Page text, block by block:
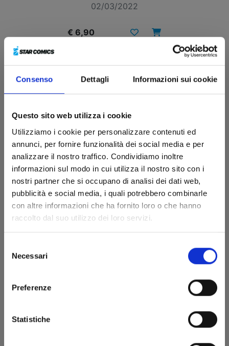
Consenso Dettagli Informazioni sui cookie
Questo sito web utilizza i cookie
Utilizziamo i cookie per personalizzare contenuti ed
annunci, per fornire funzionalità dei social media e per
analizzare il nostro traffico. Condividiamo inoltre
informazioni sul modo in cui utilizza il nostro sito con i
nostri partner che si occupano di analisi dei dati web,
pubblicità e social media, i quali potrebbero combinarle
con altre informazioni che ha fornito loro o che hanno
raccolto dal suo utilizzo dei loro servizi.
delNecessari
Preferenze
Statistiche
02/03/2022
€ 6,90
HITORIJIME MY HERO n. 9